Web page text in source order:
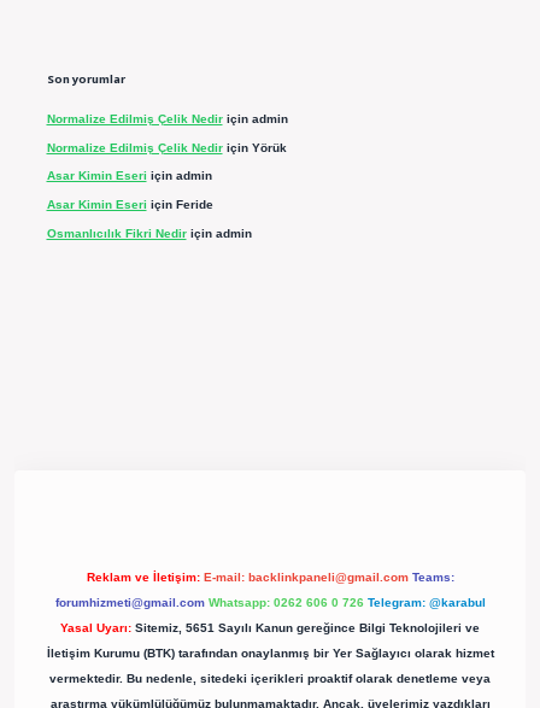
Son yorumlar
Normalize Edilmiş Çelik Nediriçin admin
Normalize Edilmiş Çelik Nediriçin Yörük
Asar Kimin Eseri için admin
Asar Kimin Eseri için Feride
Osmanlıcılık Fikri Nediriçin admin
Reklam ve İletişim: E-mail: backlinkpaneli@gmail.com Teams:
forumhizmeti@gmail.com Whatsapp: 0262 606 0 726 Telegram: @karabul
Yasal Uyarı: Sitemiz, 5651 Sayılı Kanun gereğince Bilgi Teknolojileri ve
İletişim Kurumu (BTK) tarafından onaylanmış bir Yer Sağlayıcı olarak hizmet
vermektedir. Bu nedenle, sitedeki içerikleri proaktif olarak denetleme veya
araştırma yükümlülüğümüz bulunmamaktadır. Ancak, üyelerimiz yazdıkları